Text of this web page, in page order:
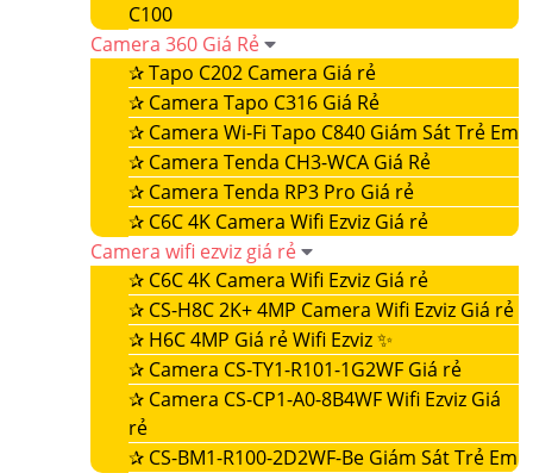
C100
Camera 360 Giá Rẻ
✰Tapo C202 Camera Giá rẻ
✰ Camera Tapo C316 Giá Rẻ
✰ Camera Wi-Fi Tapo C840 Giám Sát Trẻ Em
✰ Camera Tenda CH3-WCA Giá Rẻ
✰ Camera Tenda RP3 Pro Giá rẻ
✰ C6C 4K Camera Wifi Ezviz Giá rẻ
Camera wifi ezviz giá rẻ
✰ C6C 4K Camera Wifi Ezviz Giá rẻ
✰ CS-H8C 2K+ 4MP Camera Wifi Ezviz Giá rẻ
✰ H6C 4MP Giá rẻ Wifi Ezviz ✨
✰ Camera CS-TY1-R101-1G2WF Giá rẻ
✰ Camera CS-CP1-A0-8B4WF Wifi Ezviz Giá
rẻ
✰ CS-BM1-R100-2D2WF-Be Giám Sát Trẻ Em